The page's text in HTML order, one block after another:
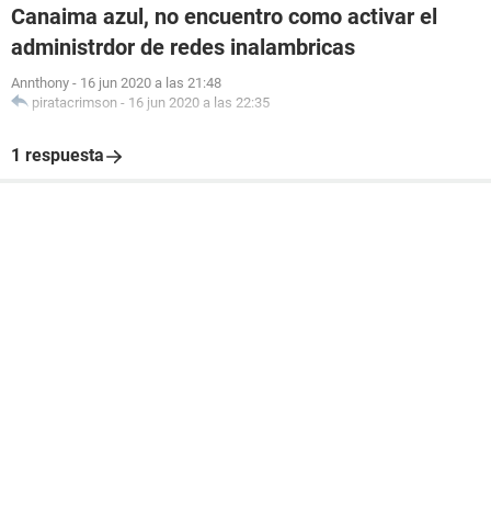
Canaima azul, no encuentro como activar el
administrdor de redes inalambricas
Annthony - 16 jun 2020 a las 21:48
piratacrimson - 16 jun 2020 a las 22:35
1 respuesta